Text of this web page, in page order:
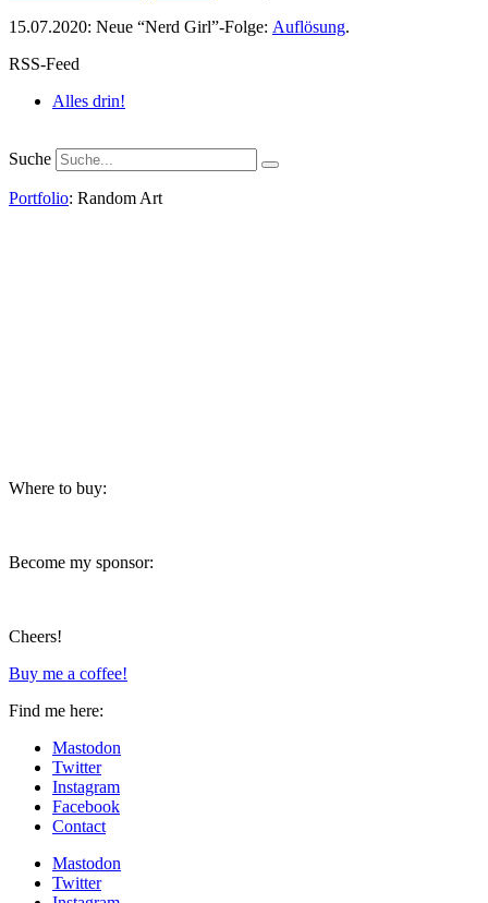
15.07.2020: Neue “Nerd Girl”-Folge: Auflösung.
RSS-Feed
Alles drin!
Suche
Portfolio: Random Art
Where to buy:
Become my sponsor:
Cheers!
Buy me a coffee!
Find me here:
Mastodon
Twitter
Instagram
Facebook
Contact
Mastodon
Twitter